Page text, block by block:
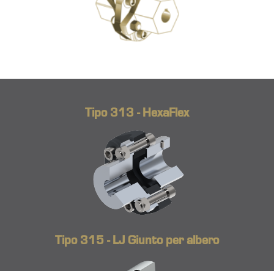
Tipo 313 - HexaFlex
Tipo 315 - LJ Giunto per albero